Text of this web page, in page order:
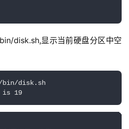
disk.sh,显示当前硬盘分区中空
bin/disk.sh
is 19